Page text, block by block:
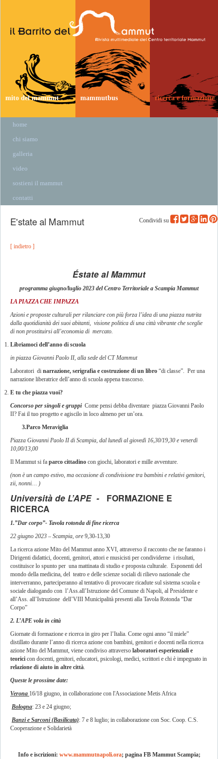
mito del mammut mammutbus ricerca e formazione
home
chi siamo
galleria
video
sostieni il mammut
contatti
Condividi su
E'state al Mammut
[ indietro ]
Éstate al Mammut
programma giugno/luglio 2023 del Centro Territoriale a Scampia Mammut
LA PIAZZA CHE IMPAZZA
Azioni e proposte culturali per rilanciare con più forza l’idea di una piazza nutrita
dalla quotidianità dei suoi abitanti, visione politica di una città vibrante che sceglie
di non prostituirsi all’economia di mercato.
Libriamoci dell’anno di scuola
in piazza Giovanni Paolo II, alla sede del CT Mammut
Laboratori di narrazione, serigrafia e costruzione di un libro “di classe”. Per una
narrazione liberatrice dell’anno di scuola appena trascorso.
E tu che piazza vuoi?
Concorso per singoli e gruppi Come pensi debba diventare piazza Giovanni Paolo
II? Fai il tuo progetto e agiscilo in loco almeno per un’ora.
3.Parco Meraviglia
Piazza Giovanni Paolo II di Scampia, dal lunedì al giovedì 16,30/19,30 e venerdì
10,00/13,00
Il Mammut si fa parco cittadino con giochi, laboratori e mille avventure.
(non è un campo estivo, ma occasione di condivisione tra bambini e relativi genitori,
zii, nonni… )
Università de L’APE - FORMAZIONE E
RICERCA
1.”Dar corpo”- Tavola rotonda di fine ricerca
22 giugno 2023 – Scampia, ore 9,30-13,30
La ricerca azione Mito del Mammut anno XVI, attraverso il racconto che ne faranno i
Dirigenti didattici, docenti, genitori, attori e musicisti per condividerne i risultati,
costituisce lo spunto per una mattinata di studio e proposta culturale. Esponenti del
mondo della medicina, del teatro e delle scienze sociali di rilievo nazionale che
interverranno, parteciperanno al tentativo di provocare ricadute sul sistema scuola e
sociale dialogando con l’Ass.all’Istruzione del Comune di Napoli, al Presidente e
all’Ass. all’Istruzione dell’VIII Municipalità presenti alla Tavola Rotonda “Dar
Corpo”
2. L’APE vola in città
Giornate di formazione e ricerca in giro per l’Italia. Come ogni anno “il miele”
distillato durante l’anno di ricerca azione con bambini, genitori e docenti nella ricerca
azione Mito del Mammut, viene condiviso attraverso laboratori esperienziali e
teorici con docenti, genitori, educatori, psicologi, medici, scrittori e chi è impegnato in
relazione di aiuto in altre città.
Queste le prossime date:
Verona 16/18 giugno, in collaborazione con l'Associazione Metis Africa
Bologna: 23 e 24 giugno;
Banzi e Sarconi (Basilicata): 7 e 8 luglio; in collaborazione con Soc. Coop. C.S.
Cooperazione e Solidarietà
Info e iscrizioni: www.mammutnapoli.ora; pagina FB Mammut Scampia;